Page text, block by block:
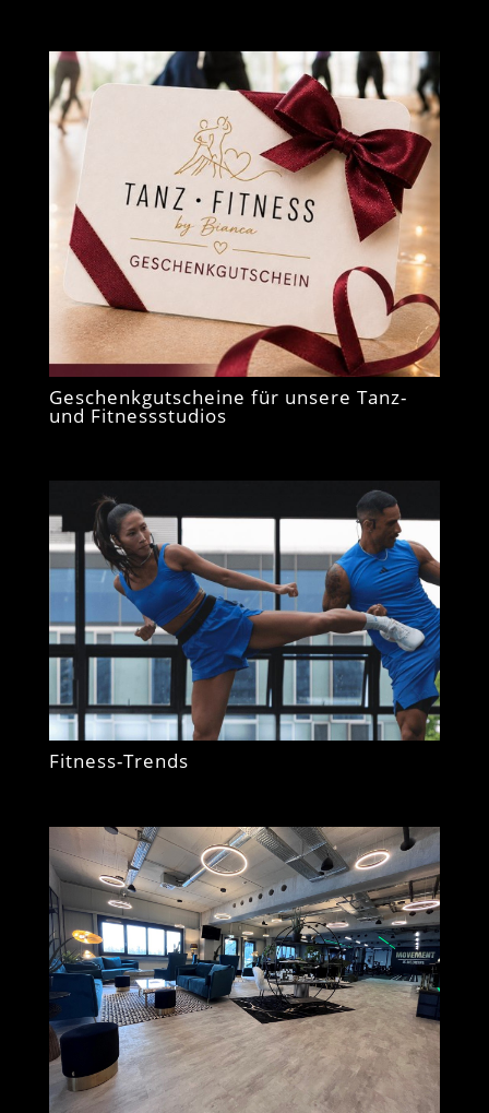
Geschenkgutscheine für unsere Tanz-
und Fitnessstudios
Fitness-Trends